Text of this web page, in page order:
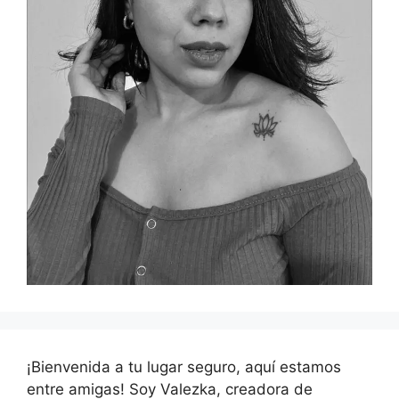
¡Bienvenida a tu lugar seguro, aquí estamos
entre amigas! Soy Valezka, creadora de